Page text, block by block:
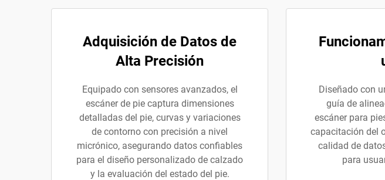
Adquisición de Datos de
Alta Precisión
Equipado con sensores avanzados, el
escáner de pie captura dimensiones
detalladas del pie, curvas y variaciones
de contorno con precisión a nivel
micrónico, asegurando datos confiables
para el diseño personalizado de calzado
y la evaluación del estado del pie.
Diseñado con
guía de
escáner para
capacitación del
calidad de
para